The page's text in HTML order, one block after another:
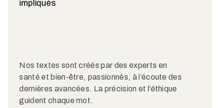
impliqués
Nos textes sont créés par des experts en
santé et bien-être, passionnés, à l’écoute des
dernières avancées. La précision et l’éthique
guident chaque mot.